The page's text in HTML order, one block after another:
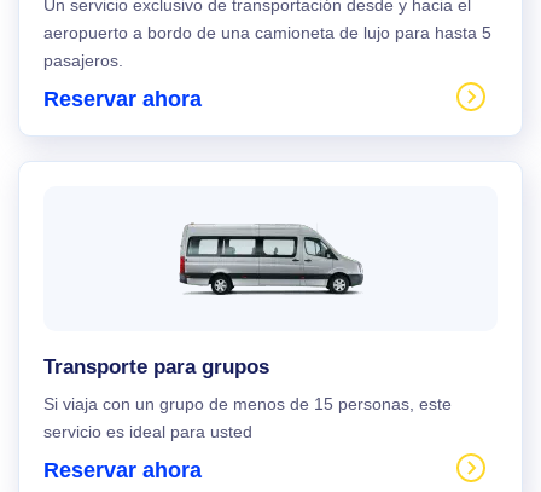
Un servicio exclusivo de transportación desde y hacia el
aeropuerto a bordo de una camioneta de lujo para hasta 5
pasajeros.
Reservar ahora
Transporte para grupos
Si viaja con un grupo de menos de 15 personas, este
servicio es ideal para usted
Reservar ahora